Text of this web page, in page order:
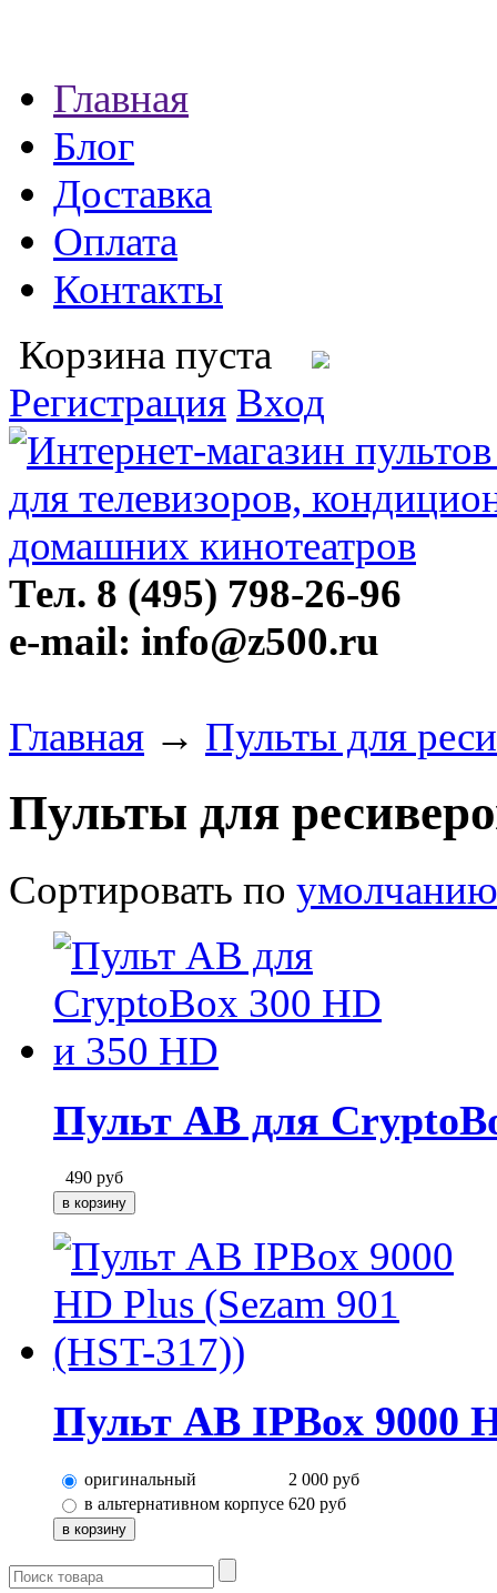
Главная
Блог
Доставка
Оплата
Контакты
Корзина пуста
Регистрация Вход
Тел. 8 (495) 798-26-96
e-mail: info@z500.ru
Главная → Пульты для
Пульты для
Сортировать по умолчанию
Пульт AB для
490 руб
Пульт AB IPBox 9000
оригинальный 2 000 руб
в альтернативном корпусе 620 руб